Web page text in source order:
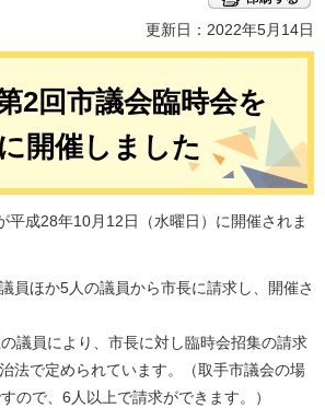
更新日：2022年5月14日
2回市議会臨時会を
開催しました
平成28年10月12日（水曜日）に開催されま
員ほか5人の議員から市長に請求し、開催さ
議員により、市長に対し臨時会招集の請求
法で定められています。（取手市議会の場
ので、6人以上で請求ができます。）